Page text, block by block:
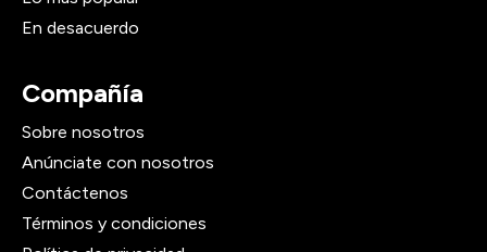
En desacuerdo
Compañía
Sobre nosotros
Anúnciate con nosotros
Contáctenos
Términos y condiciones